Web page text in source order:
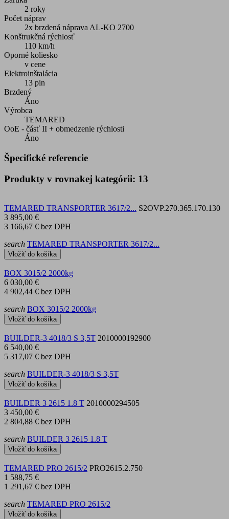
2 roky
Počet náprav
2x brzdená náprava AL-KO 2700
Konštrukčná rýchlosť
110 km/h
Oporné koliesko
v cene
Elektroinštalácia
13 pin
Brzdený
Áno
Výrobca
TEMARED
OoE - čásť II + obmedzenie rýchlosti
Áno
Špecifické referencie
Produkty v rovnakej kategórii: 13
TEMARED TRANSPORTER 3617/2... S2OVP.270.365.170.130
3 895,00 €
3 166,67 € bez DPH
search TEMARED TRANSPORTER 3617/2...
Vložiť do košíka
BOX 3015/2 2000kg
6 030,00 €
4 902,44 € bez DPH
search BOX 3015/2 2000kg
Vložiť do košíka
BUILDER-3 4018/3 S 3,5T 2010000192900
6 540,00 €
5 317,07 € bez DPH
search BUILDER-3 4018/3 S 3,5T
Vložiť do košíka
BUILDER 3 2615 1.8 T 2010000294505
3 450,00 €
2 804,88 € bez DPH
search BUILDER 3 2615 1.8 T
Vložiť do košíka
TEMARED PRO 2615/2 PRO2615.2.750
1 588,75 €
1 291,67 € bez DPH
search TEMARED PRO 2615/2
Vložiť do košíka